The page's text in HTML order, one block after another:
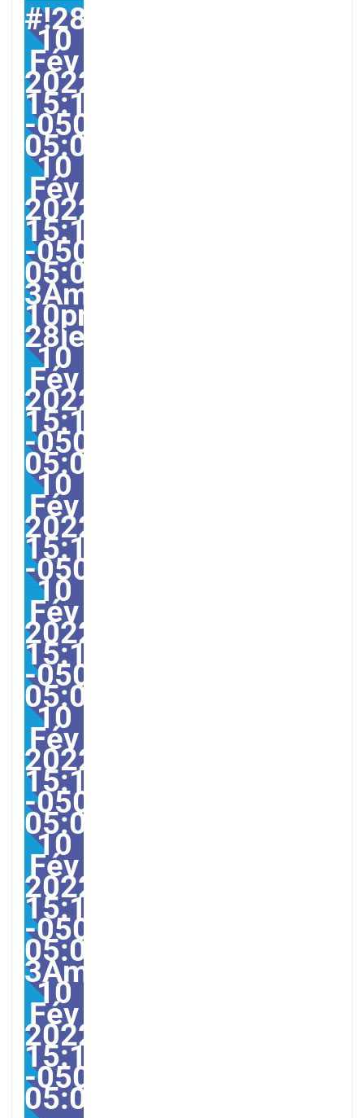
#!28jeu,
10
Fév
2022
15:10:00
-0500-
05:000028#28jeu,
10
Fév
2022
15:10:00
-0500-
05:00-
3America/
10pm28pm-
28jeu,
10
Fév
2022
15:10:00
-0500-
05:003America/
10
Fév
2022
15:10:00
-
10
Fév
2022
15:10:00
-0500-
05:00America/
10
Fév
2022
15:10:00
-0500-
05:000028#/28jeu,
10
Fév
2022
15:10:00
-0500-
05:00-
3America/
10
Fév
2022
15:10:00
-0500-
05:00America/